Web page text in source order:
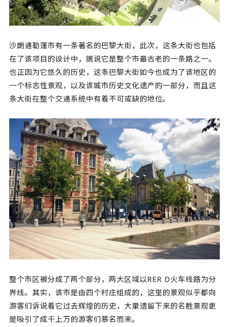
沙朗通勒蓬市有一条著名的巴黎大街，此次，这条大街也包括
在了该项目的设计中，据说它是整个市最古老的一条路之一。
也正因为它悠久的历史，这条巴黎大街如今也成为了该地区的
一个标志性景观，以及该城市历史文化遗产的一部分，而且这
条大街在整个交通系统中有着不可或缺的地位。
整个市区被分成了两个部分，两大区域以RER D火车线路为分
界线。其实，该市是由四个村庄组成的，这里的景观似乎都向
游客们诉说着它过去辉煌的历史，大量遗留下来的名胜景观更
是吸引了成千上万的游客们慕名而来。